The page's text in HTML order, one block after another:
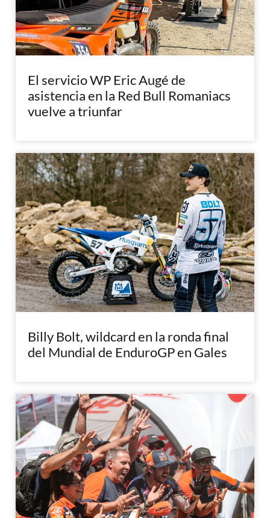
El servicio WP Eric Augé de
asistencia en la Red Bull Romaniacs
vuelve a triunfar
Billy Bolt, wildcard en la ronda final
del Mundial de EnduroGP en Gales